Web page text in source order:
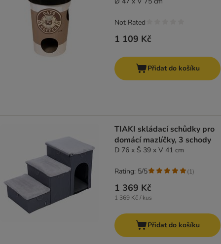
1 109 Kč
Not Rated
Přidat do košíku
TIAKI skládací schůdky pro
domácí mazlíčky, 3 schody
D 76 x Š 39 x V 41 cm
1 369 Kč
1 369 Kč / kus
Rating: 5/5 (1)
Přidat do košíku